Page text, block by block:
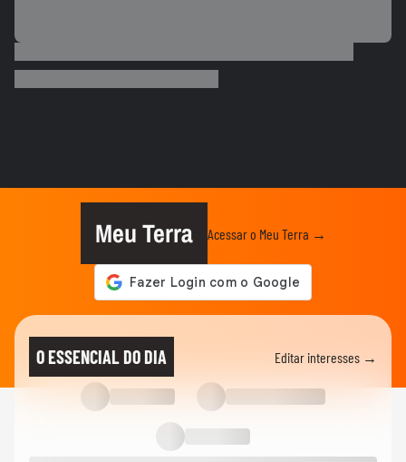
'Comecei por necessidade de criança':
artista transforma tubos de...
Dia dos Pais: veja looks de papais
famosos em chá de bebê,...
Menina russa se surpreende ao ganhar
doces e bolo em aniversário em SP
Meu Terra Acessar o Meu Terra →
O ESSENCIAL DO DIA Editar interesses →